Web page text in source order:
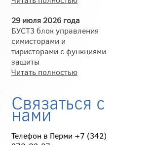
29 июля 2026 года
БУСТ3 блок управления
симисторами и
тиристорами с функциями
защиты
Читать полностью
Связаться с
нами
Телефон в Перми +7 (342)